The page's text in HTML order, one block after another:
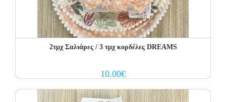
2τμχ Σαλιάρες / 3 τμχ κορδέλες DREAMS
10.00€